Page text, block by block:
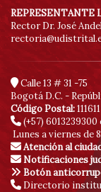
REPRESENTANTE
Rector Dr. José
Calle 13 # 31 -75
Bogotá D.C. -
Código Postal:
(+57) 6013239300
Lunes a viernes de
Atención al
Notificaciones
Botón
Directorio